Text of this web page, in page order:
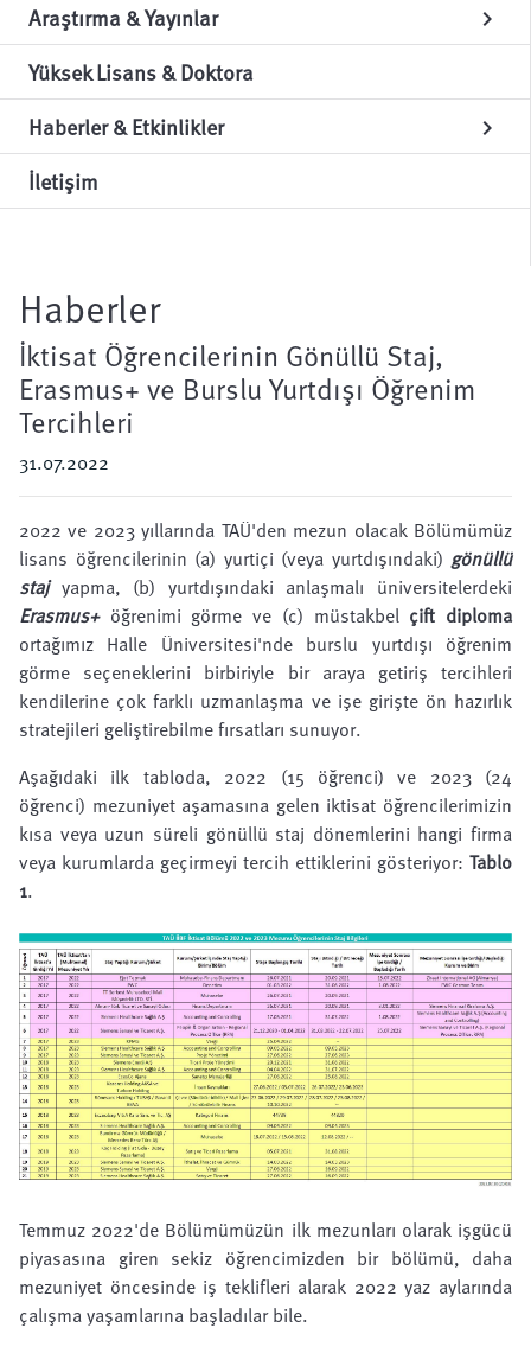
Araştırma & Yayınlar chevron_right
Yüksek Lisans & Doktora
Haberler & Etkinlikler
chevron_right
İletişim
Haberler
İktisat Öğrencilerinin Gönüllü Staj,
Erasmus+ ve Burslu Yurtdışı Öğrenim
Tercihleri
31.07.2022
2022 ve 2023 yıllarında TAÜ'den mezun olacak Bölümümüz
lisans öğrencilerinin (a) yurtiçi (veya yurtdışındaki) gönüllü
staj yapma, (b) yurtdışındaki anlaşmalı üniversitelerdeki
Erasmus+öğrenimi görme ve (c) müstakbel çift diploma
ortağımız Halle Üniversitesi'nde burslu yurtdışı öğrenim
görme seçeneklerini birbiriyle bir araya getiriş tercihleri
kendilerine çok farklı uzmanlaşma ve işe girişte ön hazırlık
stratejileri geliştirebilme fırsatları sunuyor.
Aşağıdaki ilk tabloda, 2022 (15 öğrenci) ve 2023 (24
öğrenci) mezuniyet aşamasına gelen iktisat öğrencilerimizin
kısa veya uzun süreli gönüllü staj dönemlerini hangi firma
veya kurumlarda geçirmeyi tercih ettiklerini gösteriyor: Tablo
1.
Temmuz 2022'de Bölümümüzün ilk mezunları olarak işgücü
piyasasına giren sekiz öğrencimizden bir bölümü, daha
mezuniyet öncesinde iş teklifleri alarak 2022 yaz aylarında
çalışma yaşamlarına başladılar bile.